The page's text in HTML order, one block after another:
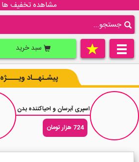
مشاهده تخفیف ها
سبد خرید
پیشـنهــاد ویــــژه
اسپری آبرسان و احیاکننده بدن وازلین Vaseline Essential Healing حجم 190 میلی لیتر
724 هزار تومان